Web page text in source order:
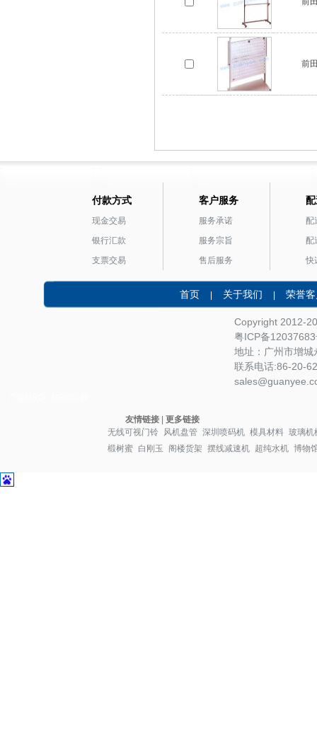
前
付款方式
现金交易
银行汇款
支票交易
客户服务
服务承诺
服务宗旨
售后服务
配
配
快
首页 | 关于我们 | 荣誉
Copyright 2012-
粤ICP备12037683
地址：广州市增
联系电话:86-20-
友情链接| 更多链接
无线可视门铃
风机盘管 深圳喷码机 模具材料 玻璃机
椴树蜜 白刚玉 阁楼货架 摆线减速机 超纯水机 博物